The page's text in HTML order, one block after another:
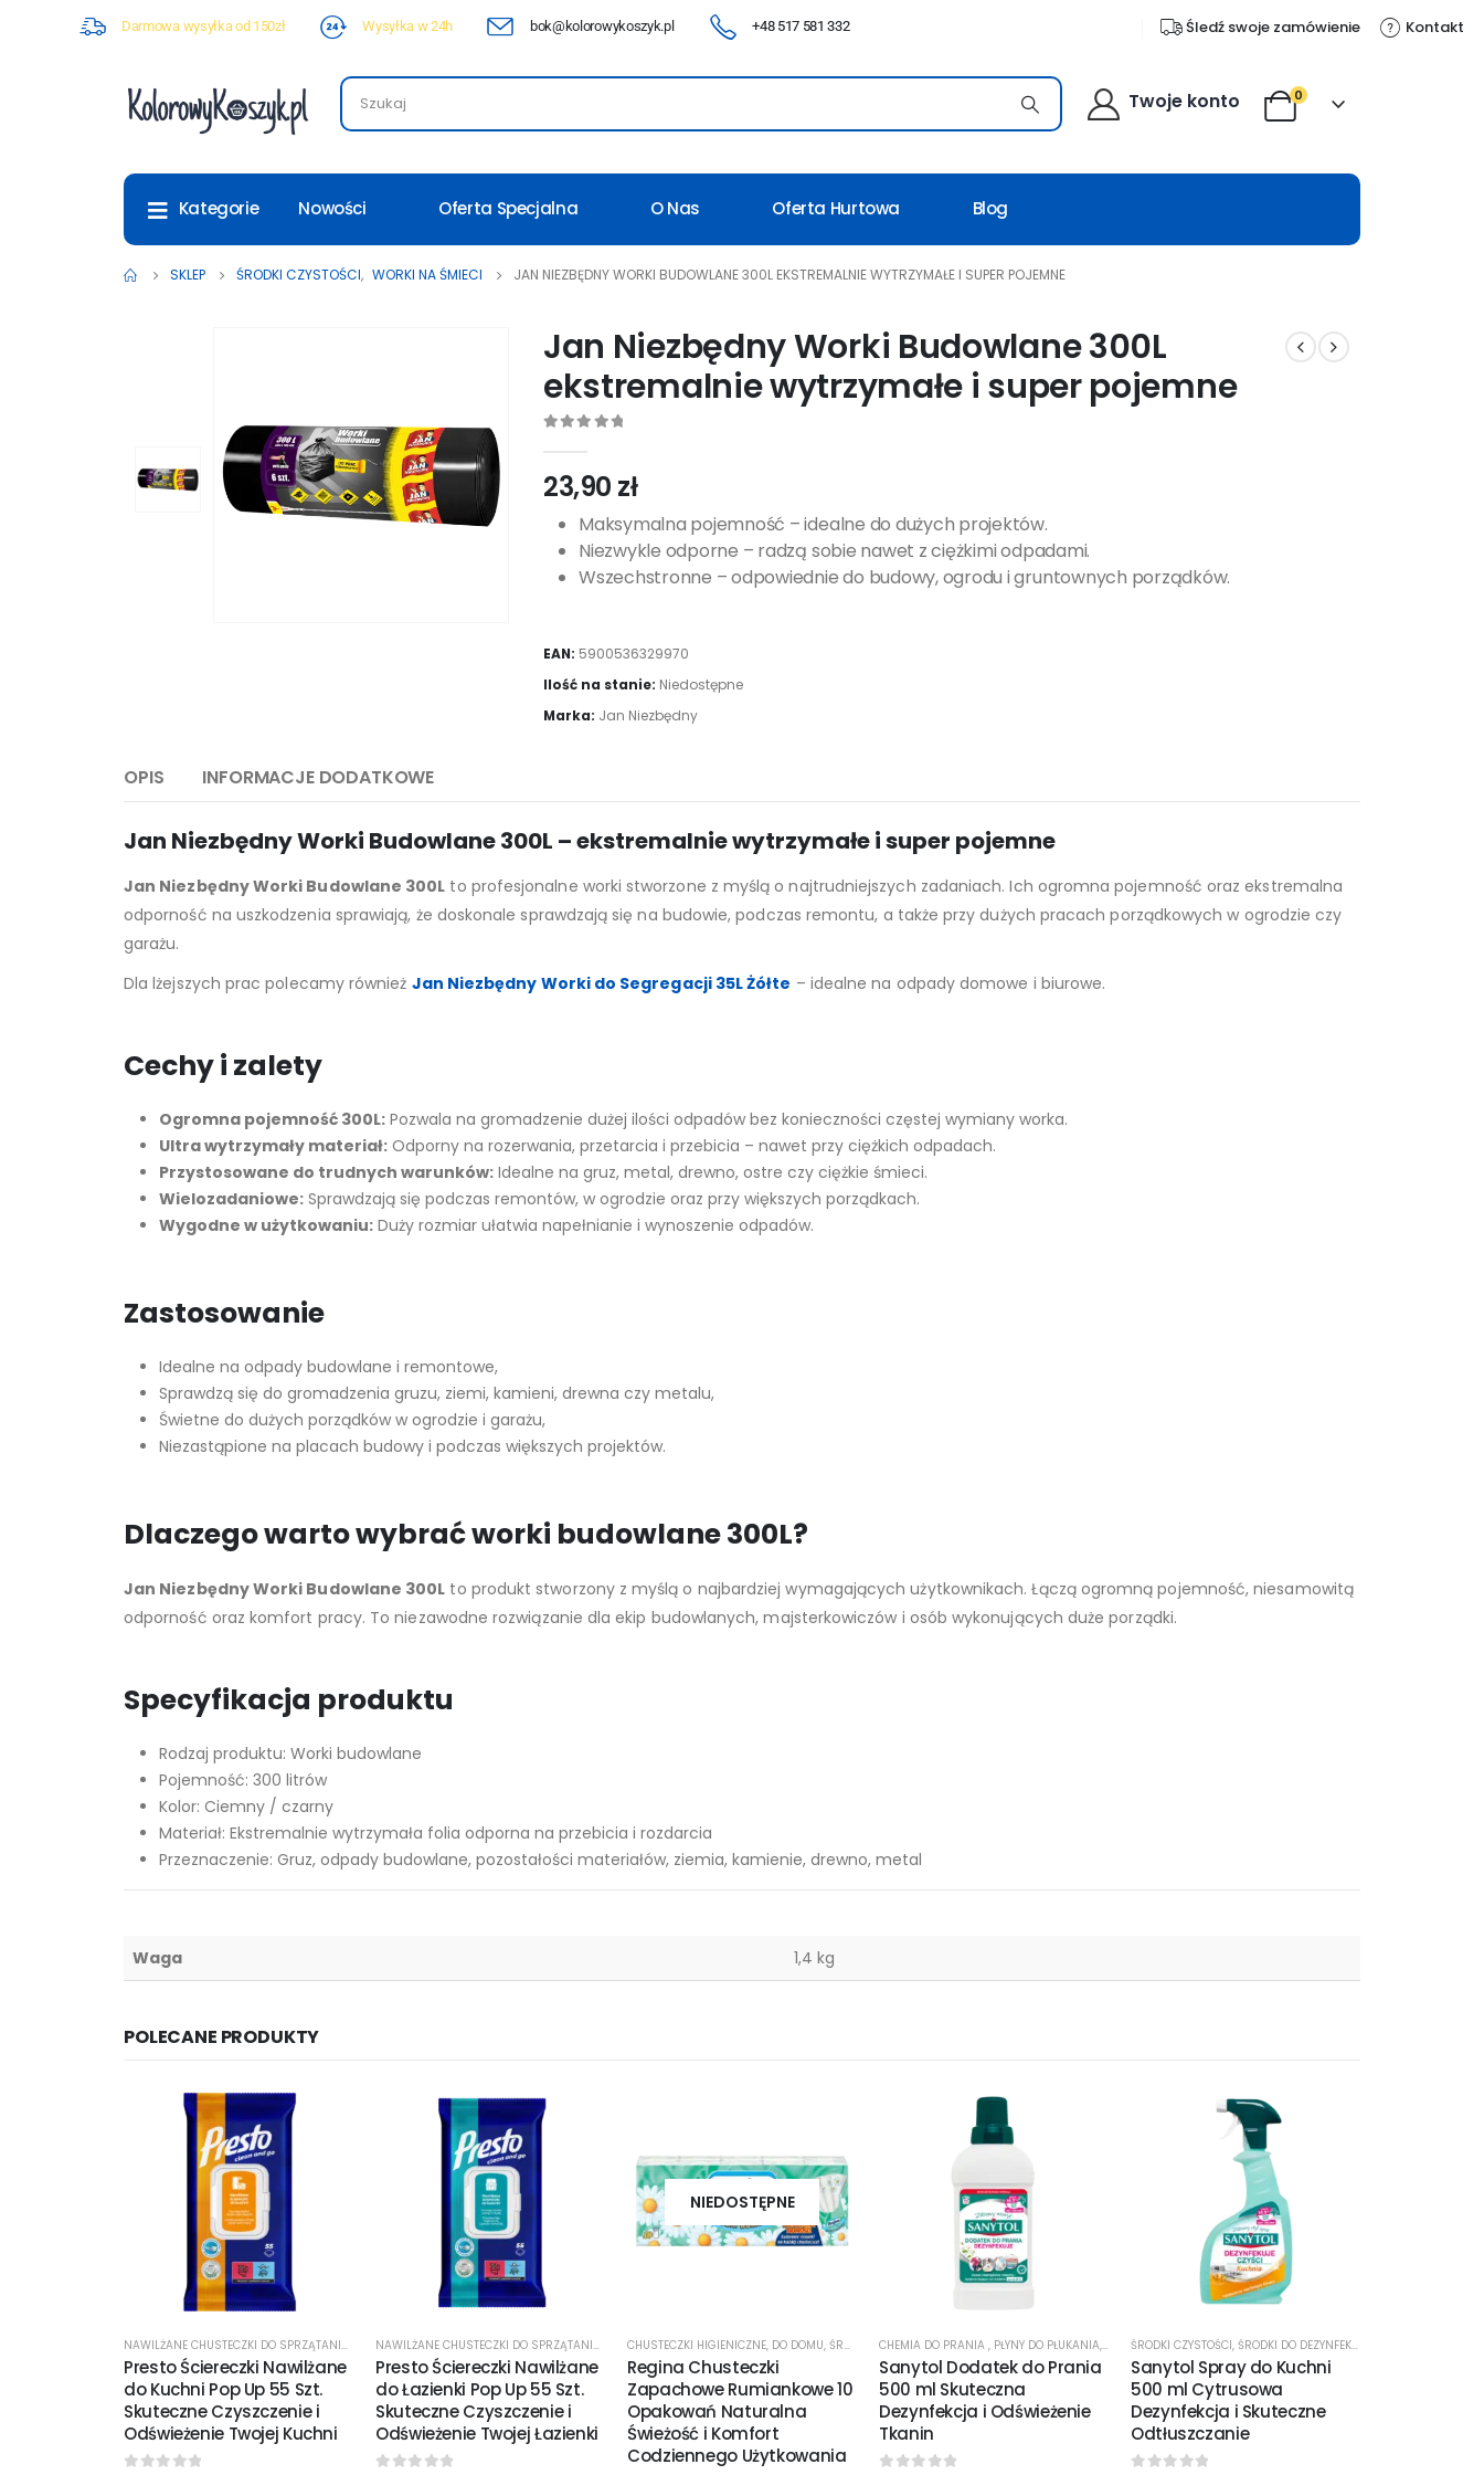
Darmowa wysyłka od 150zł Wysyłka w 24h bok@kolorowykoszyk.pl +48 517 581 332 Śledź swoje zamówienie Kontakt
Twoje konto 0
Kategorie Nowości Oferta Specjalna O Nas Oferta Hurtowa Blog
SKLEP ŚRODKI CZYSTOŚCI, WORKI NA ŚMIECI JAN NIEZBĘDNY WORKI BUDOWLANE 300L EKSTREMALNIE WYTRZYMAŁE I SUPER POJEMNE
Jan Niezbędny Worki Budowlane 300L
ekstremalnie wytrzymałe i super pojemne
23,90 zł
Maksymalna pojemność – idealne do dużych projektów.
Niezwykle odporne – radzą sobie nawet z ciężkimi odpadami.
Wszechstronne – odpowiednie do budowy, ogrodu i gruntownych porządków.
EAN: 5900536329970
Ilość na stanie: Niedostępne
Marka: Jan Niezbędny
OPIS INFORMACJE DODATKOWE
Jan Niezbędny Worki Budowlane 300L – ekstremalnie wytrzymałe i super pojemne
Jan Niezbędny Worki Budowlane 300L to profesjonalne worki stworzone z myślą o najtrudniejszych zadaniach. Ich ogromna pojemność oraz ekstremalna
odporność na uszkodzenia sprawiają, że doskonale sprawdzają się na budowie, podczas remontu, a także przy dużych pracach porządkowych w ogrodzie czy
garażu.
Dla lżejszych prac polecamy również Jan Niezbędny Worki do Segregacji 35L Żółte – idealne na odpady domowe i biurowe.
Cechy i zalety
Ogromna pojemność 300L: Pozwala na gromadzenie dużej ilości odpadów bez konieczności częstej wymiany worka.
Ultra wytrzymały materiał: Odporny na rozerwania, przetarcia i przebicia – nawet przy ciężkich odpadach.
Przystosowane do trudnych warunków: Idealne na gruz, metal, drewno, ostre czy ciężkie śmieci.
Wielozadaniowe: Sprawdzają się podczas remontów, w ogrodzie oraz przy większych porządkach.
Wygodne w użytkowaniu: Duży rozmiar ułatwia napełnianie i wynoszenie odpadów.
Zastosowanie
Idealne na odpady budowlane i remontowe,
Sprawdzą się do gromadzenia gruzu, ziemi, kamieni, drewna czy metalu,
Świetne do dużych porządków w ogrodzie i garażu,
Niezastąpione na placach budowy i podczas większych projektów.
Dlaczego warto wybrać worki budowlane 300L?
Jan Niezbędny Worki Budowlane 300L to produkt stworzony z myślą o najbardziej wymagających użytkownikach. Łączą ogromną pojemność, niesamowitą
odporność oraz komfort pracy. To niezawodne rozwiązanie dla ekip budowlanych, majsterkowiczów i osób wykonujących duże porządki.
Specyfikacja produktu
Rodzaj produktu: Worki budowlane
Pojemność: 300 litrów
Kolor: Ciemny / czarny
Materiał: Ekstremalnie wytrzymała folia odporna na przebicia i rozdarcia
Przeznaczenie: Gruz, odpady budowlane, pozostałości materiałów, ziemia, kamienie, drewno, metal
Waga 1,4 kg
POLECANE PRODUKTY
NAWILŻANE CHUSTECZKI DO SPRZĄTANIA ŚRODKI CZYSTOŚCI
Presto Ściereczki Nawilżane
do Kuchni Pop Up 55 Szt.
Skuteczne Czyszczenie i
Odświeżenie Twojej Kuchni
NAWILŻANE CHUSTECZKI DO SPRZĄTANIA ŚRODKI CZYSTOŚCI
Presto Ściereczki Nawilżane
do Łazienki Pop Up 55 Szt.
Skuteczne Czyszczenie i
Odświeżenie Twojej Łazienki
NIEDOSTĘPNE
CHUSTECZKI HIGIENICZNE, DO DOMU, ŚRODKI CZYSTOŚCI
Regina Chusteczki
Zapachowe Rumiankowe 10
Opakowań Naturalna
Świeżość i Komfort
Codziennego Użytkowania
CHEMIA DO PRANIA , PŁYNY DO PŁUKANIA, ŚRODKI CZYSTOŚCI,ŚRODKI DO DEZYNFEKCJI
Sanytol Dodatek do Prania
500 ml Skuteczna
Dezynfekcja i Odświeżenie
Tkanin
ŚRODKI CZYSTOŚCI, ŚRODKI DO DEZYNFEKCJI
Sanytol Spray do Kuchni
500 ml Cytrusowa
Dezynfekcja i Skuteczne
Odtłuszczanie